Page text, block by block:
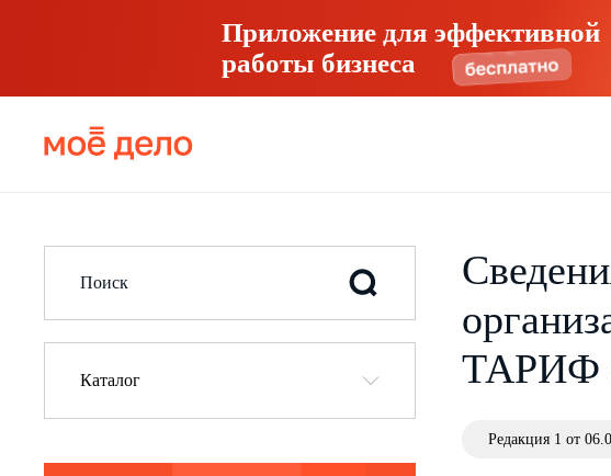
Приложение для эффективной
работы бизнеса
Каталог
ТАРИФ
Редакция 1 от